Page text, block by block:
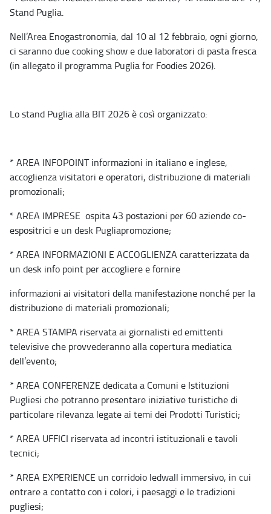
Stand Puglia.
Nell’Area Enogastronomia, dal 10 al 12 febbraio, ogni giorno,
ci saranno due cooking show e due laboratori di pasta fresca
(in allegato il programma Puglia for Foodies 2026).
Lo stand Puglia alla BIT 2026 è così organizzato:
* AREA INFOPOINT informazioni in italiano e inglese,
accoglienza visitatori e operatori, distribuzione di materiali
promozionali;
* AREA IMPRESE ospita 43 postazioni per 60 aziende co-
espositrici e un desk Pugliapromozione;
* AREA INFORMAZIONI E ACCOGLIENZA caratterizzata da
un desk info point per accogliere e fornire
informazioni ai visitatori della manifestazione nonché per la
distribuzione di materiali promozionali;
* AREA STAMPA riservata ai giornalisti ed emittenti
televisive che provvederanno alla copertura mediatica
dell’evento;
* AREA CONFERENZE dedicata a Comuni e Istituzioni
Pugliesi che potranno presentare iniziative turistiche di
particolare rilevanza legate ai temi dei Prodotti Turistici;
* AREA UFFICI riservata ad incontri istituzionali e tavoli
tecnici;
* AREA EXPERIENCE un corridoio ledwall immersivo, in cui
entrare a contatto con i colori, i paesaggi e le tradizioni
pugliesi;